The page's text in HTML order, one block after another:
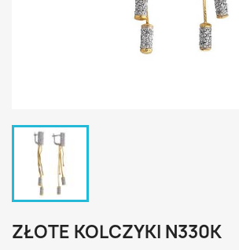
ZŁOTE KOLCZYKI N330K